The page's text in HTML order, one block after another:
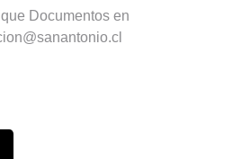
Documentos en